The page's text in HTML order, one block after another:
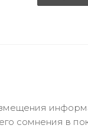
сомнения в